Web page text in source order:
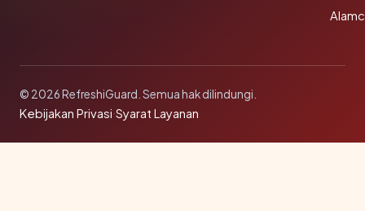
© 2026 RefreshiGuard. Semua hak dilindungi.
Kebijakan Privasi·Syarat Layanan